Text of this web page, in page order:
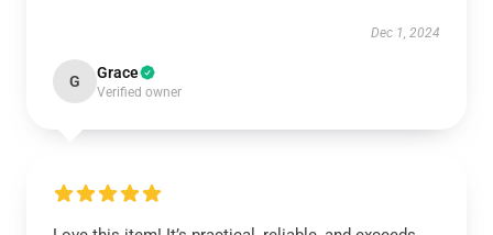
Dec 1, 2024
G Grace
Verified owner